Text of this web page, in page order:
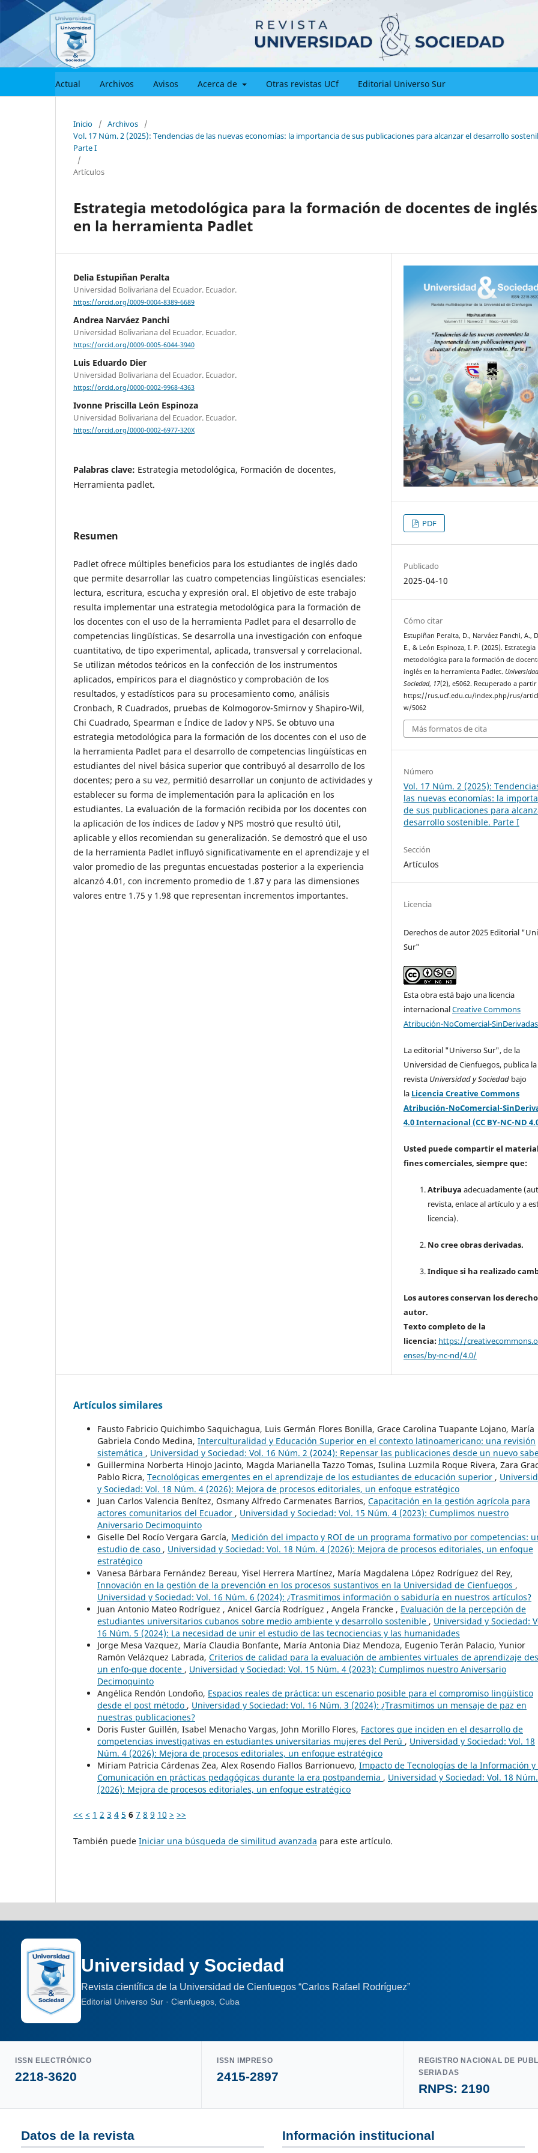
Actual Archivos Avisos Acerca de Otras revistas UCf Editorial Universo Sur
Inicio / Archivos
/
Vol. 17 Núm. 2 (2025): Tendencias de las nuevas economías: la importancia de sus publicaciones para alcanzar el desarrollo
Parte I
/
Artículos
Estrategia metodológica para la formación de docentes de inglés
en la herramienta Padlet
Delia Estupiñan Peralta
Universidad Bolivariana del Ecuador. Ecuador.
https://orcid.org/0009-0004-8389-6689
Andrea Narváez Panchi
Universidad Bolivariana del Ecuador. Ecuador.
https://orcid.org/0009-0005-6044-3940
Luis Eduardo Dier
Universidad Bolivariana del Ecuador. Ecuador.
https://orcid.org/0000-0002-9968-4363
Ivonne Priscilla León Espinoza
Universidad Bolivariana del Ecuador. Ecuador.
https://orcid.org/0000-0002-6977-320X
Palabras clave: Estrategia metodológica, Formación de docentes,
Herramienta padlet.
Resumen
Padlet ofrece múltiples beneficios para los estudiantes de inglés dado
que permite desarrollar las cuatro competencias lingüísticas esenciales:
lectura, escritura, escucha y expresión oral. El objetivo de este trabajo
resulta implementar una estrategia metodológica para la formación de
los docentes con el uso de la herramienta Padlet para el desarrollo de
competencias lingüísticas. Se desarrolla una investigación con enfoque
cuantitativo, de tipo experimental, aplicada, transversal y correlacional.
Se utilizan métodos teóricos en la confección de los instrumentos
aplicados, empíricos para el diagnóstico y comprobación de los
resultados, y estadísticos para su procesamiento como, análisis
Cronbach, R Cuadrados, pruebas de Kolmogorov-Smirnov y Shapiro-Wil,
Chi Cuadrado, Spearman e Índice de Iadov y NPS. Se obtuvo una
estrategia metodológica para la formación de los docentes con el uso de
la herramienta Padlet para el desarrollo de competencias lingüísticas en
estudiantes del nivel básica superior que contribuyó al desarrollo de los
docentes; pero a su vez, permitió desarrollar un conjunto de actividades y
establecer su forma de implementación para la aplicación en los
estudiantes. La evaluación de la formación recibida por los docentes con
la aplicación de los índices de Iadov y NPS mostró que resultó útil,
aplicable y ellos recomiendan su generalización. Se demostró que el uso
de la herramienta Padlet influyó significativamente en el aprendizaje y el
valor promedio de las preguntas encuestadas posterior a la experiencia
alcanzó 4.01, con incremento promedio de 1.87 y para las dimensiones
valores entre 1.75 y 1.98 que representan incrementos importantes.
PDF
Publicado
2025-04-10
Cómo citar
Estupiñan Peralta, D., Narváez Panchi, A.,
E., & León Espinoza, I. P. (2025). Estrategia
metodológica para la formación de
inglés en la herramienta Padlet.
Sociedad, 17(2), e5062. Recuperado a
https://rus.ucf.edu.cu/index.php/rus/
w/5062
Más formatos de cita
Número
Vol. 17 Núm. 2 (2025):
las nuevas economías: la
de sus publicaciones para
desarrollo sostenible. Parte I
Sección
Artículos
Licencia
Derechos de autor 2025 Editorial
Sur"
Esta obra está bajo una licencia
internacionalCreative Commons
Atribución-NoComercial-
La editorial "Universo Sur", de la
Universidad de Cienfuegos, publica la
revista Universidad y Sociedad bajo
la Licencia Creative Commons
Atribución-NoComercial-
4.0 Internacional (CC BY-NC-ND
Usted puede compartir el
fines comerciales, siempre que:
Atribuya adecuadamente
revista, enlace al artículo y a
licencia).
No cree obras derivadas.
Indique si ha realizado
Los autores conservan los
autor.
Texto completo de la
licencia: https://
enses/by-nc-nd/4.0/
Artículos similares
Fausto Fabricio Quichimbo Saquichagua, Luis Germán Flores Bonilla, Grace Carolina Tuapante Lojano, María
Gabriela Condo Medina, Interculturalidad y Educación Superior en el contexto latinoamericano: una revisión
sistemática , Universidad y Sociedad: Vol. 16 Núm. 2 (2024): Repensar las publicaciones desde un nuevo
Guillermina Norberta Hinojo Jacinto, Magda Marianella Tazzo Tomas, Isulina Luzmila Roque Rivera, Zara
Pablo Ricra, Tecnológicas emergentes en el aprendizaje de los estudiantes de educación superior ,
y Sociedad: Vol. 18 Núm. 4 (2026): Mejora de procesos editoriales, un enfoque estratégico
Juan Carlos Valencia Benítez, Osmany Alfredo Carmenates Barrios, Capacitación en la gestión agrícola para
actores comunitarios del Ecuador , Universidad y Sociedad: Vol. 15 Núm. 4 (2023): Cumplimos nuestro
Aniversario Decimoquinto
Giselle Del Rocío Vergara García, Medición del impacto y ROI de un programa formativo por competencias:
estudio de caso , Universidad y Sociedad: Vol. 18 Núm. 4 (2026): Mejora de procesos editoriales, un enfoque
estratégico
Vanesa Bárbara Fernández Bereau, Yisel Herrera Martínez, María Magdalena López Rodríguez del Rey,
Innovación en la gestión de la prevención en los procesos sustantivos en la Universidad de Cienfuegos ,
Universidad y Sociedad: Vol. 16 Núm. 6 (2024): ¿Trasmitimos información o sabiduría en nuestros artículos?
Juan Antonio Mateo Rodríguez , Anicel García Rodríguez , Angela Francke , Evaluación de la percepción de
estudiantes universitarios cubanos sobre medio ambiente y desarrollo sostenible , Universidad y Sociedad:
16 Núm. 5 (2024): La necesidad de unir el estudio de las tecnociencias y las humanidades
Jorge Mesa Vazquez, María Claudia Bonfante, María Antonia Diaz Mendoza, Eugenio Terán Palacio, Yunior
Ramón Velázquez Labrada, Criterios de calidad para la evaluación de ambientes virtuales de aprendizaje
un enfo-que docente , Universidad y Sociedad: Vol. 15 Núm. 4 (2023): Cumplimos nuestro Aniversario
Decimoquinto
Angélica Rendón Londoño, Espacios reales de práctica: un escenario posible para el compromiso lingüístico
desde el post método , Universidad y Sociedad: Vol. 16 Núm. 3 (2024): ¿Trasmitimos un mensaje de paz en
nuestras publicaciones?
Doris Fuster Guillén, Isabel Menacho Vargas, John Morillo Flores, Factores que inciden en el desarrollo de
competencias investigativas en estudiantes universitarias mujeres del Perú , Universidad y Sociedad: Vol. 18
Núm. 4 (2026): Mejora de procesos editoriales, un enfoque estratégico
Miriam Patricia Cárdenas Zea, Alex Rosendo Fiallos Barrionuevo, Impacto de Tecnologías de la Información y
Comunicación en prácticas pedagógicas durante la era postpandemia , Universidad y Sociedad: Vol. 18
(2026): Mejora de procesos editoriales, un enfoque estratégico
<< < 1 2 3 4 5 6 7 8 9 10 > >>
También puede Iniciar una búsqueda de similitud avanzada para este artículo.
Universidad y Sociedad
Revista científica de la Universidad de Cienfuegos “Carlos Rafael Rodríguez”
Editorial Universo Sur · Cienfuegos, Cuba
ISSN ELECTRÓNICO
2218-3620
ISSN IMPRESO
2415-2897
REGISTRO NACIONAL DE
SERIADAS
RNPS: 2190
Datos de la revista Información institucional